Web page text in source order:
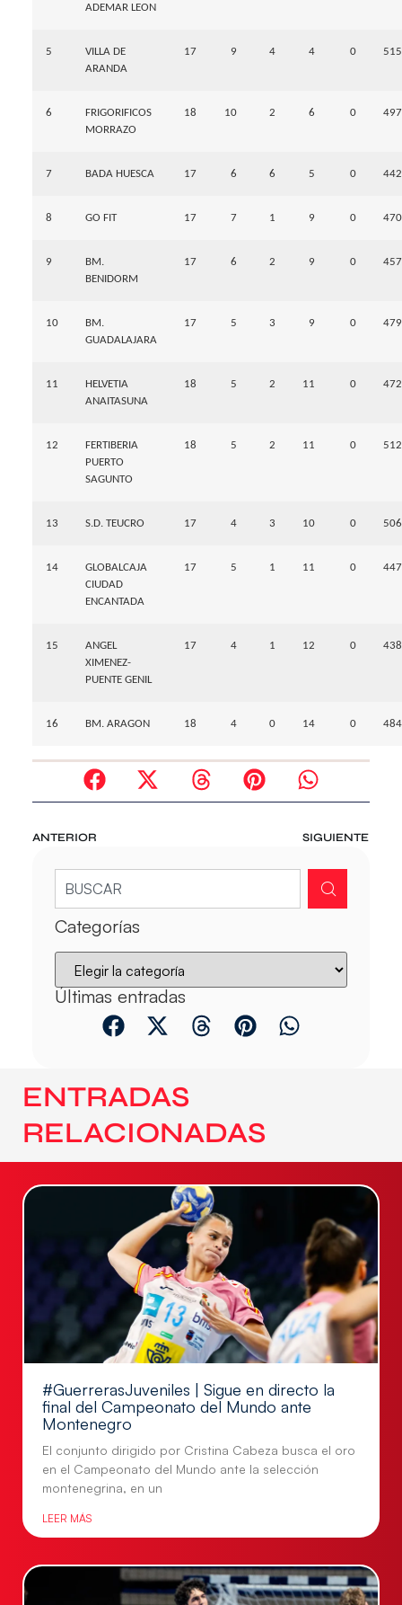
ADEMAR LEON
5
VILLA DE
ARANDA
17 9 4 4 0 515
6
FRIGORIFICOS
MORRAZO
18 10 2 6 0 497
7 BADA HUESCA 17 6 6 5 0 442
8 GO FIT 17 7 1 9 0 470
9
BM.
BENIDORM
17 6 2 9 0 457
10
BM.
GUADALAJARA
17 5 3 9 0 479
11
HELVETIA
ANAITASUNA
18 5 2 11 0 472
12
FERTIBERIA
PUERTO
SAGUNTO
18 5 2 11 0 512
13 S.D. TEUCRO 17 4 3 10 0 506
14
GLOBALCAJA
CIUDAD
ENCANTADA
17 5 1 11 0 447
15
ANGEL
XIMENEZ-
PUENTE GENIL
17 4 1 12 0 438
16 BM. ARAGON 18 4 0 14 0 484
ANTERIOR SIGUIENTE
Categorías
Últimas entradas
ENTRADAS
RELACIONADAS
#GuerrerasJuveniles | Sigue en directo la
final del Campeonato del Mundo ante
Montenegro
El conjunto dirigido por Cristina Cabeza busca el oro
en el Campeonato del Mundo ante la selección
montenegrina, en un
LEER MÁS